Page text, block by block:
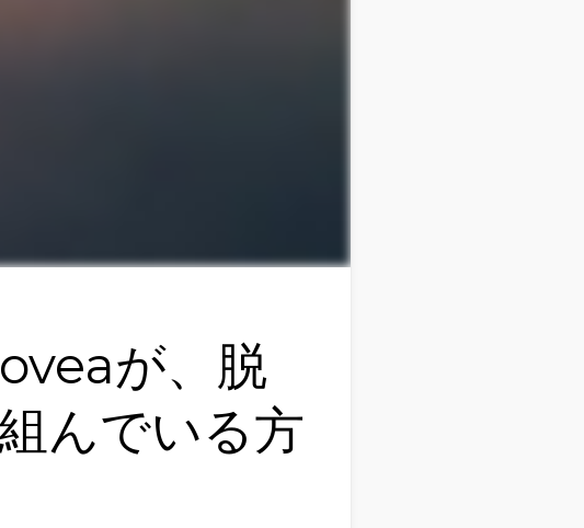
が、脱
んでいる方